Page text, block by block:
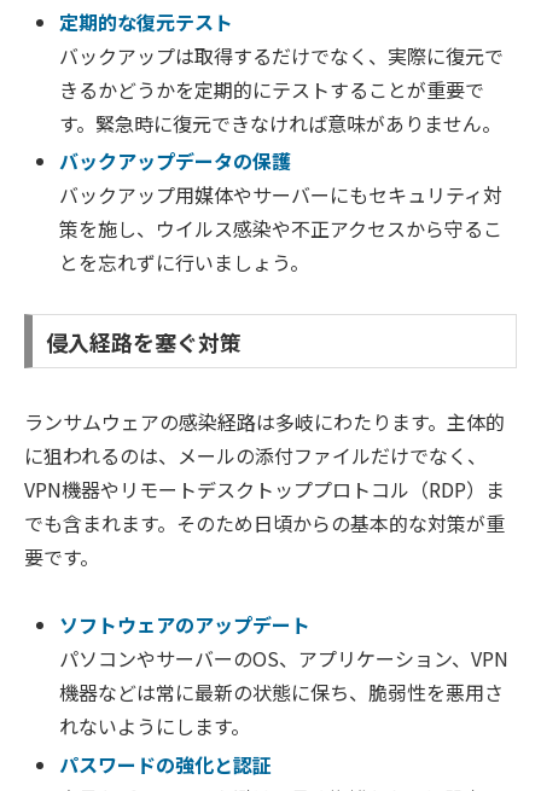
定期的な復元テスト
バックアップは取得するだけでなく、実際に復元で
きるかどうかを定期的にテストすることが重要で
す。緊急時に復元できなければ意味がありません。
バックアップデータの保護
バックアップ用媒体やサーバーにもセキュリティ対
策を施し、ウイルス感染や不正アクセスから守るこ
とを忘れずに行いましょう。
侵入経路を塞ぐ対策
ランサムウェアの感染経路は多岐にわたります。主体的
に狙われるのは、メールの添付ファイルだけでなく、
VPN機器やリモートデスクトッププロトコル（RDP）ま
でも含まれます。そのため日頃からの基本的な対策が重
要です。
ソフトウェアのアップデート
パソコンやサーバーのOS、アプリケーション、VPN
機器などは常に最新の状態に保ち、脆弱性を悪用さ
れないようにします。
パスワードの強化と認証